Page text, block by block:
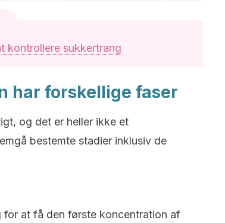
kontrollere sukkertrang
har forskellige faser
og det er heller ikke et
bestemte stadier inklusiv de
at få den første koncentration af